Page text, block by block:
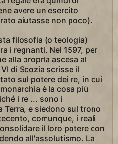
avere un esercito
aiutasse non poco).
filosofia (o teologia)
i regnanti. Nel 1597, per
alla propria ascesa al
di Scozia scrisse il
sul potere dei re, in cui
è la cosa più
i re ... sono i
Terra, e siedono sul trono
comunque, i reali
il loro potere con
all'assolutismo. La